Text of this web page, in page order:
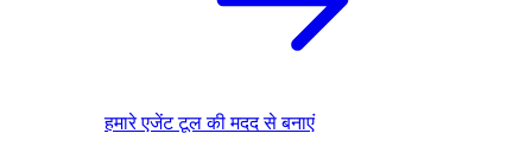
हमारे एजेंट टूल की मदद से बनाएं